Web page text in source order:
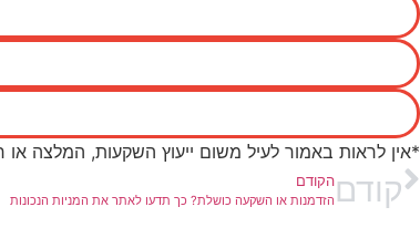
*אין לראות באמור לעיל משום ייעוץ השקעות, המלצה
קודם הקודם
הזדמנות או השקעה כושלת? כך תדעו לאתר את המניות הנכונות